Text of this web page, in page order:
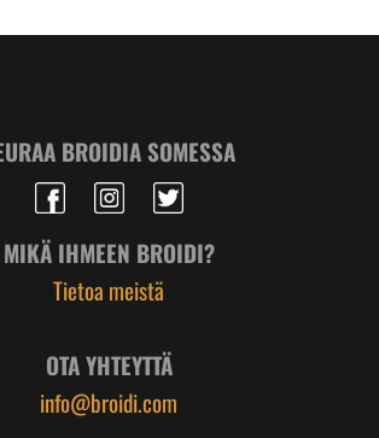
BROIDIA SOMESSA
MIKÄ IHMEEN BROIDI?
Tietoa meistä
OTA YHTEYTTÄ
info@broidi.com